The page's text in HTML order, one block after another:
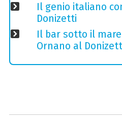
Il genio italiano
Donizetti
Il bar sotto il
Ornano al